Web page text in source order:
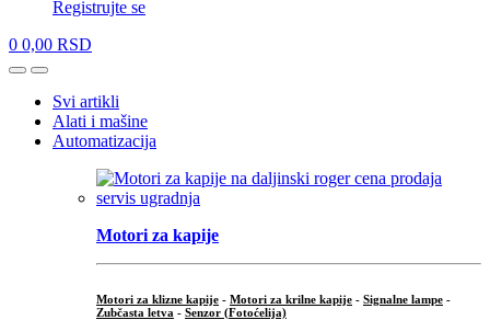
Registrujte se
0 0,00 RSD
OpenClose
Svi artikli
Alati i mašine
Automatizacija
Motori za kapije
Motori za klizne kapije - Motori za krilne kapije - Signalne lampe -
Zubčasta letva - Senzor (Fotoćelija)